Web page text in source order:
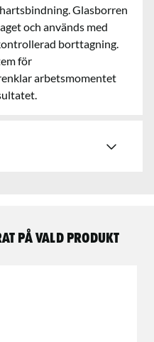
Glasborren
och används med
borttagning.
för
arbetsmomentet
på vald produkt